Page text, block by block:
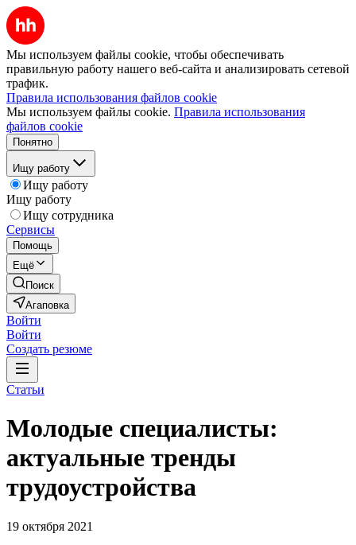
Мы используем файлы cookie, чтобы обеспечивать
правильную работу нашего веб-сайта и анализировать сетевой
трафик.
Правила использования файлов cookie
Мы используем файлы cookie. Правила использования
файлов cookie
Понятно
Ищу работу
Ищу работу
Ищу работу
Ищу сотрудника
Сервисы
Помощь
Ещё
Поиск
Агаповка
Войти
Войти
Создать резюме
Статьи
Молодые специалисты:
актуальные тренды
трудоустройства
19 октября 2021